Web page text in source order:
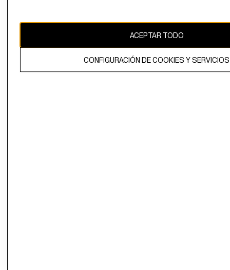
El contenido de esta página web está protegido por copyright y es
propiedad de H&M Hennes & Mauritz AB.
ACEPTAR TODO
CONFIGURACIÓN DE COOKIES Y SERVICIOS